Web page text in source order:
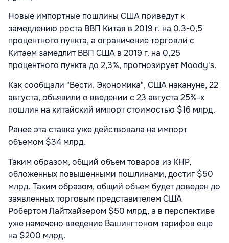
Новые импортные пошлины США приведут к
замедлению роста ВВП Китая в 2019 г. на 0,3-0,5
процентного пункта, а ограничение торговли с
Китаем замедлит ВВП США в 2019 г. на 0,25
процентного пункта до 2,3%, прогнозирует Moody's.
Как сообщали "Вести. Экономика", США накануне, 22
августа, объявили о введении с 23 августа 25%-х
пошлин на китайский импорт стоимостью $16 млрд.
Ранее эта ставка уже действовала на импорт
объемом $34 млрд.
Таким образом, общий объем товаров из КНР,
обложенных повышенными пошлинами, достиг $50
млрд. Таким образом, общий объем будет доведен до
заявленных торговым представителем США
Робертом Лайтхайзером $50 млрд, а в перспективе
уже намечено введение Вашингтоном тарифов еще
на $200 млрд.